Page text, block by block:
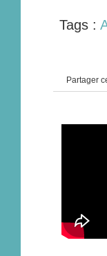
Tags :
Partager